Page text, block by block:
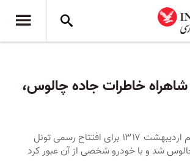
شاهراه خاطرات جاده چالوس،
رضاشاه بیست‌وهفتم اردیبهشت‌ ۱۳۱۷ برای افتتاح رسمی تونل
شد و با خودرو شخصی از آن عبور کرد